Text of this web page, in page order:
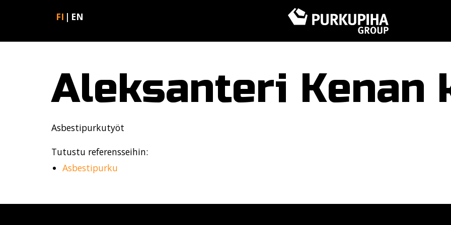
FI EN
Aleksanteri Kenan
Asbestipurkutyöt
Tutustu referensseihin:
Asbestipurku